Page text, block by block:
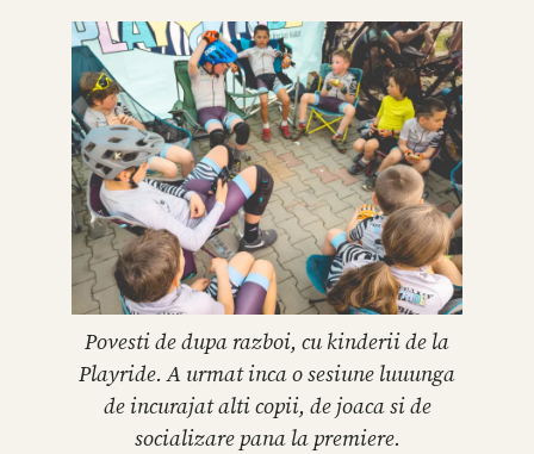
Povesti de dupa razboi, cu kinderii de la
Playride. A urmat inca o sesiune luuunga
de incurajat alti copii, de joaca si de
socializare pana la premiere.